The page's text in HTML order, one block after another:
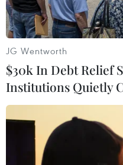
Thương hiệu
JG Wentworth
$30k In Debt Relief
Institutions Quietly